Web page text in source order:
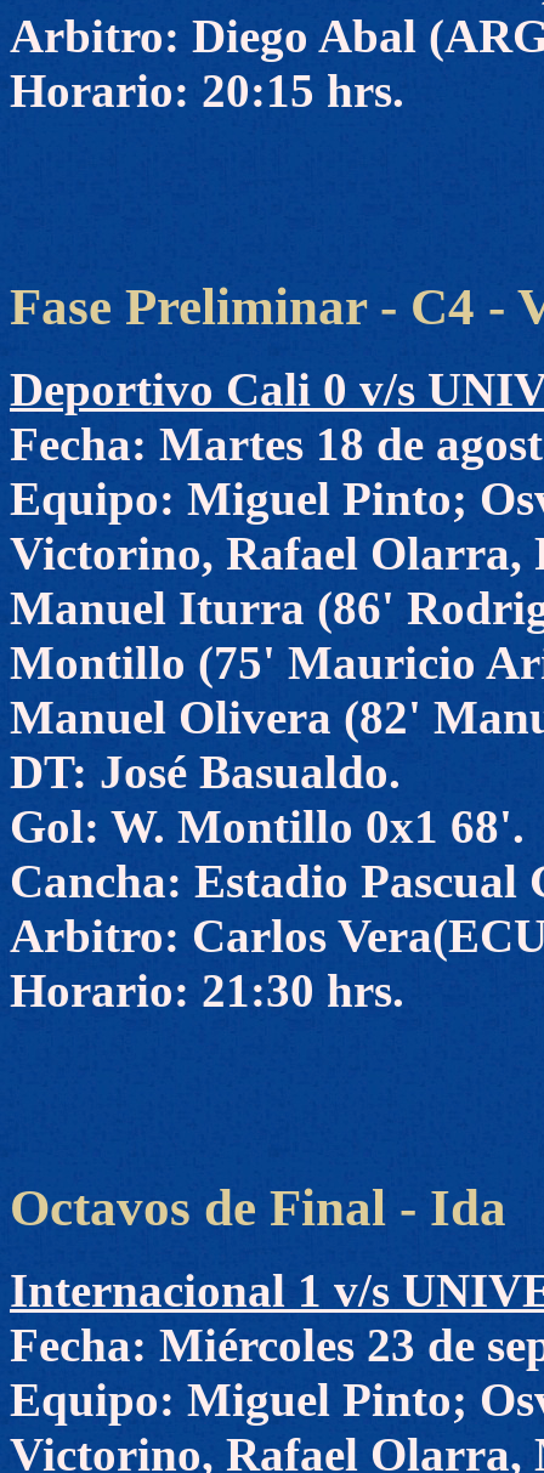
Arbitro: Diego Abal
Horario: 20:15 hrs.
Fase Preliminar - C4 -
Deportivo Cali 0 v/s
Fecha: Martes 18 de
Equipo: Miguel Pinto;
Victorino, Rafael Olarra,
Manuel Iturra (86'
Montillo (75' Mauricio
Manuel Olivera (82'
DT: José Basualdo.
Gol: W. Montillo 0x1 68'.
Cancha: Estadio Pascual
Arbitro: Carlos
Horario: 21:30 hrs.
Octavos de Final - Ida
Internacional 1 v/s
Fecha: Miércoles 23 de
Equipo: Miguel Pinto;
Victorino, Rafael